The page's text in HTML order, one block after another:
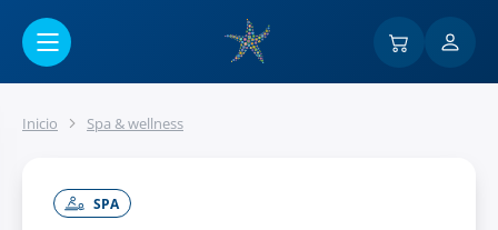
Inicio Spa & wellness
SPA